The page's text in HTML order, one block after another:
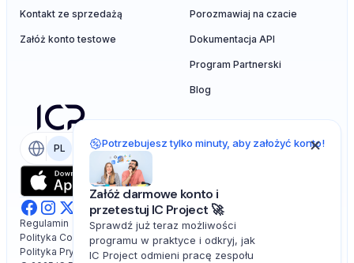
Kontakt ze sprzedażą
Załóż konto testowe
Porozmawiaj na czacie
Dokumentacja API
Program Partnerski
Blog
PL EN
Polityka Prywatności
Polityka Cookies
Regulamin
Potrzebujesz tylko minuty, aby założyć konto!
Załóż darmowe konto i
przetestuj IC Project 🚀
Sprawdź już teraz możliwości
programu w praktyce i odkryj, jak
IC Project odmieni pracę zespołu